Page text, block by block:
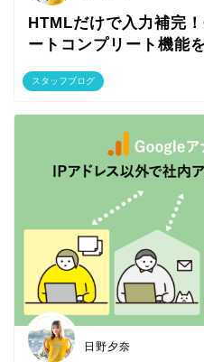
スタッフブログ
HTMLだけで入力補完
ートコンプリート機能
日野夕奈